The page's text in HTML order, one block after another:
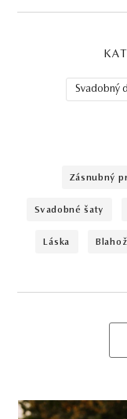
Svadobný
zásnubný
svadobné šaty
láska